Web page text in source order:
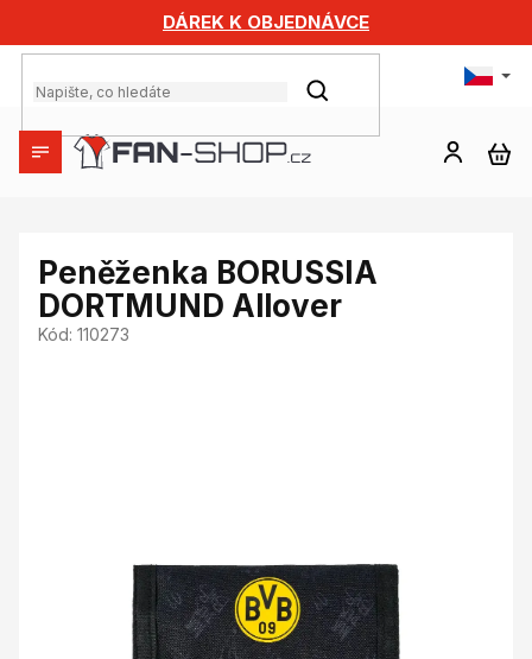
obsah
DÁREK K OBJEDNÁVCE
HLEDAT
Peněženka BORUSSIA
DORTMUND Allover
Kód: 110273